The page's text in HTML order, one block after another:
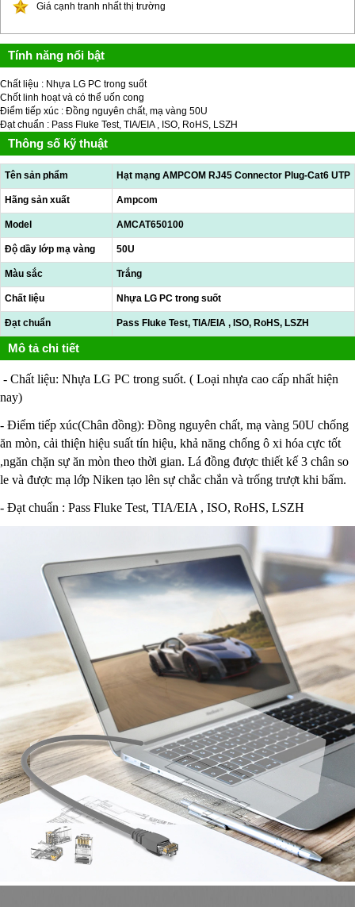
Giá cạnh tranh nhất thị trường
Tính năng nổi bật
Chất liệu : Nhựa LG PC trong suốt
Chốt linh hoạt và có thể uốn cong
Điểm tiếp xúc : Đồng nguyên chất, mạ vàng 50U
Đạt chuẩn : Pass Fluke Test, TIA/EIA , ISO, RoHS, LSZH
Thông số kỹ thuật
Tên sản phẩm Hạt mạng AMPCOM RJ45 Connector Plug-Cat6 UTP
Hãng sản xuất Ampcom
Model AMCAT650100
Độ dầy lớp mạ vàng 50U
Màu sắc Trắng
Chất liệu Nhựa LG PC trong suốt
Đạt chuẩn Pass Fluke Test, TIA/EIA , ISO, RoHS, LSZH
Mô tả chi tiết
- Chất liệu: Nhựa LG PC trong suốt. ( Loại nhựa cao cấp nhất hiện
nay)
- Điểm tiếp xúc(Chân đồng): Đồng nguyên chất, mạ vàng 50U chống
ăn mòn, cải thiện hiệu suất tín hiệu, khả năng chống ô xi hóa cực tốt
,ngăn chặn sự ăn mòn theo thời gian. Lá đồng được thiết kế 3 chân so
le và được mạ lớp Niken tạo lên sự chắc chắn và trống trượt khi bấm.
- Đạt chuẩn : Pass Fluke Test, TIA/EIA , ISO, RoHS, LSZH